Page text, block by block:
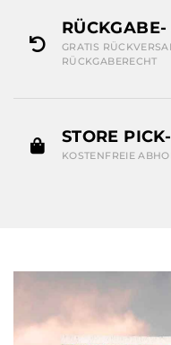
GRATIS
RÜCKGABERECHT
STORE
KOSTENFREIE